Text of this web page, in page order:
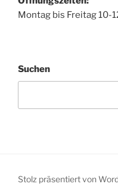
Montag bis Freitag 10-
Suchen
Stolz präsentiert von